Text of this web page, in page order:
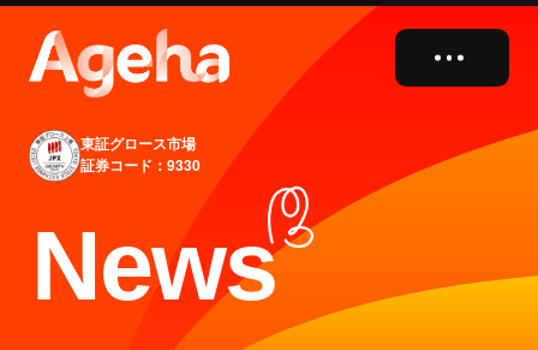
close
東証グロース市場
証券コード：9330
News